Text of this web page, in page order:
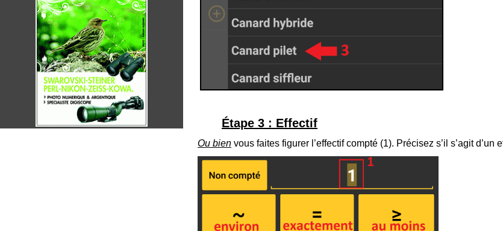
Étape 3 : Effectif
Ou bien vous faites figurer l’effectif compté (1). Précisez s’il s’agit d’un